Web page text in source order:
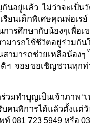
นอยู่แล้ว ไม่ว่าจะเป็น
รียนเด็กพิเศษคุณพ่อเร
ารศึกษากับน้องๆเพื่อเ
มารถใช้ชีวิตอยู่ร่วมกัน
ามารถช่วยเหลือน้องๆ
ฯ จอยขอเชิญชวนทุกท่
มทำบุญเป็นเจ้าภาพ “
บคนพิการได้แล้วตั้งแต่
ท์ 081 723 5949 หรือ